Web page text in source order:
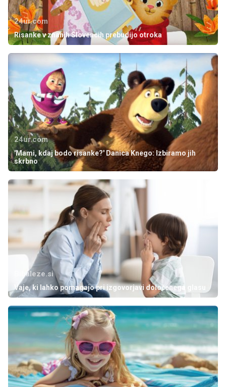
24ur.com
Risanke v znanih Slovencih prebudijo otroka
24ur.com
'Mami, kdaj bodo risanke?' Danica Knego: Izbiramo jih
skrbno
Bibaleze.si
Vaje, ki lahko pomagajo pri izgovorjavi določenega glasu